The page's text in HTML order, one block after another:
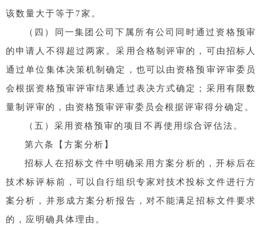
该数量大于等于7家。
（四）同一集团公司下属所有公司同时通过资格预审
的申请人不得超过两家。采用合格制评审的，可由招标人
通过单位集体决策机制确定，也可以由资格预审评审委员
会根据资格预审评审结果通过表决方式确定；采用有限数
量制评审的，由资格预审评审委员会根据评审得分确定。
（五）采用资格预审的项目不再使用综合评估法。
第六条【方案分析】
招标人在招标文件中明确采用方案分析的，开标后在
技术标评标前，可以自行组织专家对技术投标文件进行方
案分析，并形成方案分析报告，对不能满足招标文件要求
的，应明确具体理由。